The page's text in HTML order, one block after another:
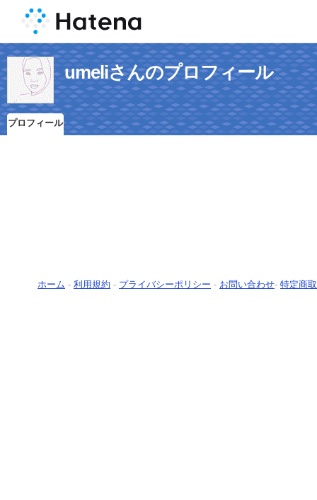
umeliさんのプロフィール
プロフィール
ホーム - 利用規約 - プライバシーポリシー - お問い合わせ- 特定商